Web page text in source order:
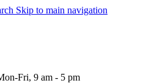
Skip to main navigation
Fri, 9 am - 5 pm